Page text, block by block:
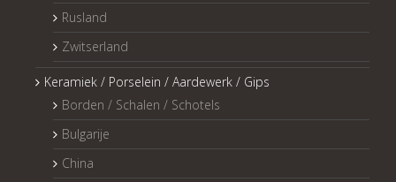
Rusland
Zwitserland
Keramiek / Porselein / Aardewerk / Gips
Borden / Schalen / Schotels
Bulgarije
China